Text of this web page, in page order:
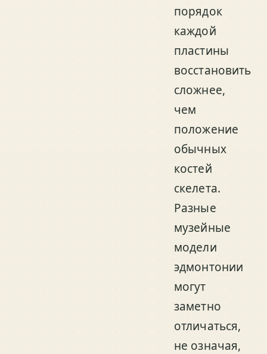
порядок
каждой
пластины
восстановить
сложнее,
чем
положение
обычных
костей
скелета.
Разные
музейные
модели
эдмонтонии
могут
заметно
отличаться,
не означая,